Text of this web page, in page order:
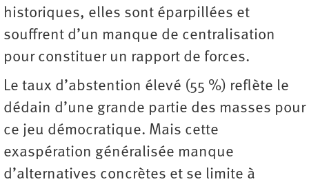
historiques, elles sont éparpillées et
souffrent d’un manque de centralisation
pour constituer un rapport de forces.
Le taux d’abstention élevé (55 %) reflète le
dédain d’une grande partie des masses pour
ce jeu démocratique. Mais cette
exaspération généralisée manque
d’alternatives concrètes et se limite à